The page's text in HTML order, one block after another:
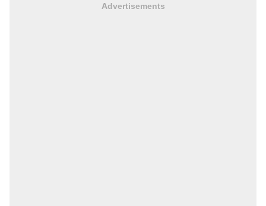
Advertisements